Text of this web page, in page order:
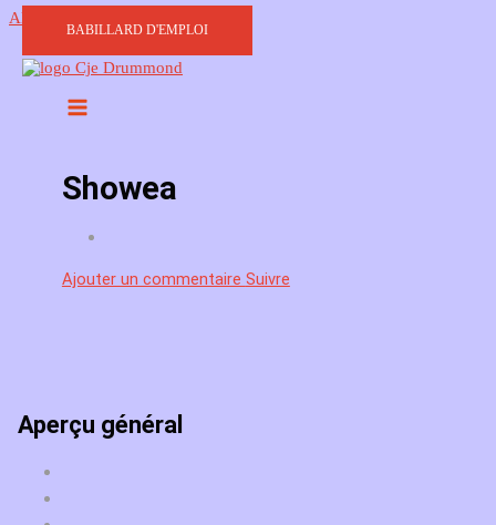
Aller au contenu
BABILLARD D'EMPLOI
Showea
Ajouter un commentaire Suivre
Aperçu général